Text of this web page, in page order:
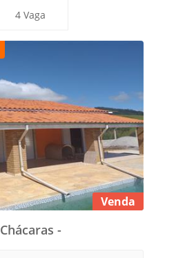
4 Vaga
Venda
Chácaras -